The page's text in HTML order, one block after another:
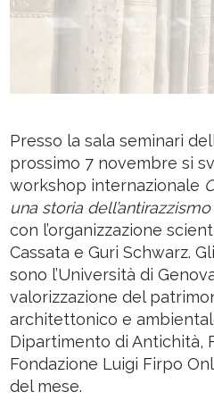
Presso la sala seminari
prossimo 7 novembre si
workshop internazionale
una storia
con l’organizzazione
Cassata e Guri Schwarz.
sono l’Università di
valorizzazione del
architettonico e
Dipartimento di Antichità,
Fondazione Luigi Firpo
del mese.